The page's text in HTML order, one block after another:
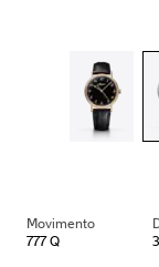
Movimento
777 Q